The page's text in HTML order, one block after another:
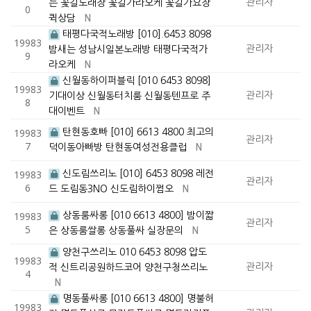
0
는 꽃길노래장 꽃길가라오케 꽃길가요장
퀵상담
N
관리자
19983
9
태평다국적노래방 [010].6453.8098
밤새는 성남시일본노래방 태평다국적가
라오케
N
관리자
19983
8
신월동하이퍼블릭 [010 6453 8098]
기대이상 신월동터치룸 신월동텐프로 주
대이벤트
N
관리자
19983
7
탄현동호빠 [010] 6613 4800 최고의
덕이동아빠방 탄현동여성전용클럽
N
관리자
19983
6
신도림쓰리노 [010] 6453 8098 레전
드 도림동3NO 신도림하이쩜오
N
관리자
19983
5
상동룸싸롱 [010 6613 4800] 밤이짧
은 상동룸쌀롱 상동풀싸 실장문의
N
관리자
19983
4
양천구쓰리노 010 6453 8098 압도
적 신트리공원하드코어 양천구청쓰리노
N
관리자
19983
명동풀싸롱 [010 6613 4800] 명불허